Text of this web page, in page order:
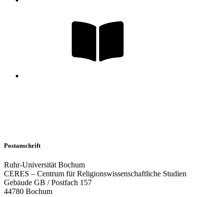
Postanschrift
Ruhr-Universität Bochum
CERES – Centrum für Religionswissenschaftliche Studien
Gebäude GB / Postfach 157
44780 Bochum